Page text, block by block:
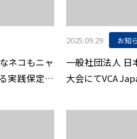
ネコもニャ
実践保定の
2025.09.29 お知
一般社団法人 日
大会にてVCA